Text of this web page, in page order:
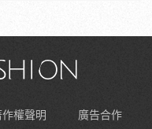
作權聲明
廣告合作